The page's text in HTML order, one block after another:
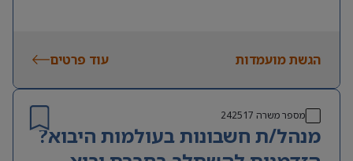
הגשת מועמדות עוד פרטים
מספר משרה 242517
מנהל/ת חשבונות בעולמות היבוא?